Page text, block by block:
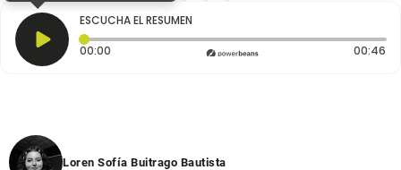
1
ESCUCHA EL RESUMEN
00:00 Tiempo transcurrido: 0 segundos 00:46
Loren Sofía Buitrago Bautista